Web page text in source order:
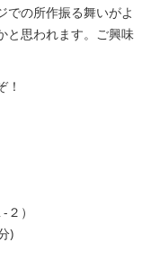
での所作振る舞いがよ
と思われます。ご興味
！
）
)